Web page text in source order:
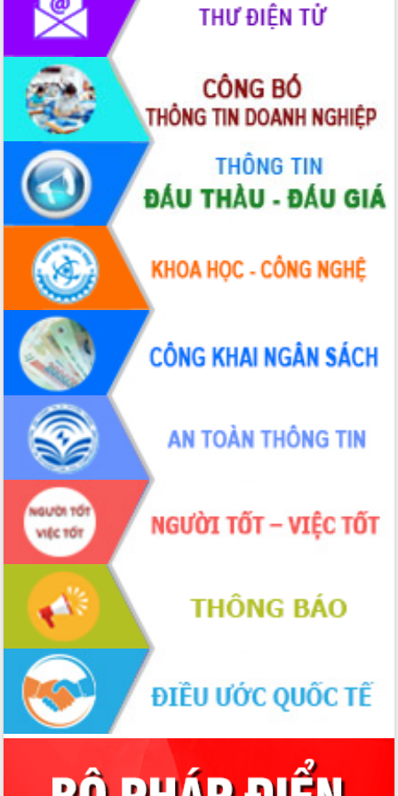
phát triển mới
Thường trực HĐND tỉnh Đắk Lắk gặp
mặt Đoàn chuyên gia y tế TP. Hồ Chí
Minh
Lễ truy điệu và an táng hài cốt liệt sĩ
tại Nghĩa trang Liệt sĩ xã Sơn Hòa
Bàn giải pháp tháo gỡ khó khăn trong
xuất khẩu sầu riêng và triển khai quy
định EUDR
Thứ trưởng Bộ Nông nghiệp và Môi
trường Nguyễn Hoàng Hiệp khảo sát
vùng trồng và doanh nghiệp đóng gói
sầu riêng tại Đắk Lắk
Trình diễn nghệ thuật chế biến các
món ăn từ sầu riêng
Đắk Lắk công bố Quy hoạch và xúc
tiến đầu tư tỉnh
Ngành cá ngừ Đắk Lắk chủ động thích
ứng để giữ vững thị trường xuất khẩu
Diễn đàn Kinh tế tư nhân Việt Nam đột
phá cơ chế - Hợp tác công tư
Đề án 06 tạo bước ngoặt đột phá trong
cải cách hành chính tỉnh Đắk Lắk
Kết nối tour, đẩy mạnh chuyển đổi số
để phát triển du lịch Đắk Lắk
Khởi động Dự án Đầu tư xây dựng hạ
tầng kỹ thuật Cụm công nghiệp Tân
Tiến
Gặp mặt các cơ quan báo chí nhân Kỷ
niệm 101 năm Ngày Báo chí Cách
mạng Việt Nam
Đắk Lắk sơ kết 4 năm triển khai thực
hiện Đề án 06 của Chính phủ
Họp báo thông tin về Hội nghị Công bố
Quy hoạch và Xúc tiến đầu tư tỉnh Đắk
Lắk
Khơi thông điểm nghẽn, đẩy nhanh
giải ngân vốn khắc phục thiên tai
HĐND tỉnh thông qua điều chỉnh Quy
hoạch tỉnh thời kỳ 2021-2030